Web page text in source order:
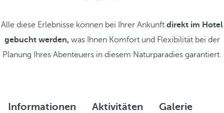
Alle diese Erlebnisse können bei Ihrer Ankunft direkt im Hotel
gebucht werden,was Ihnen Komfort und Flexibilität bei der
Planung Ihres Abenteuers in diesem Naturparadies garantiert.
Informationen Aktivitäten Galerie